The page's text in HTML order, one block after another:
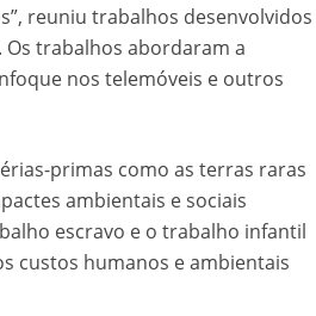
reuniu trabalhos desenvolvidos
Os trabalhos abordaram a
nos telemóveis e outros
primas como as terras raras
ambientais e sociais
escravo e o trabalho infantil
custos humanos e ambientais